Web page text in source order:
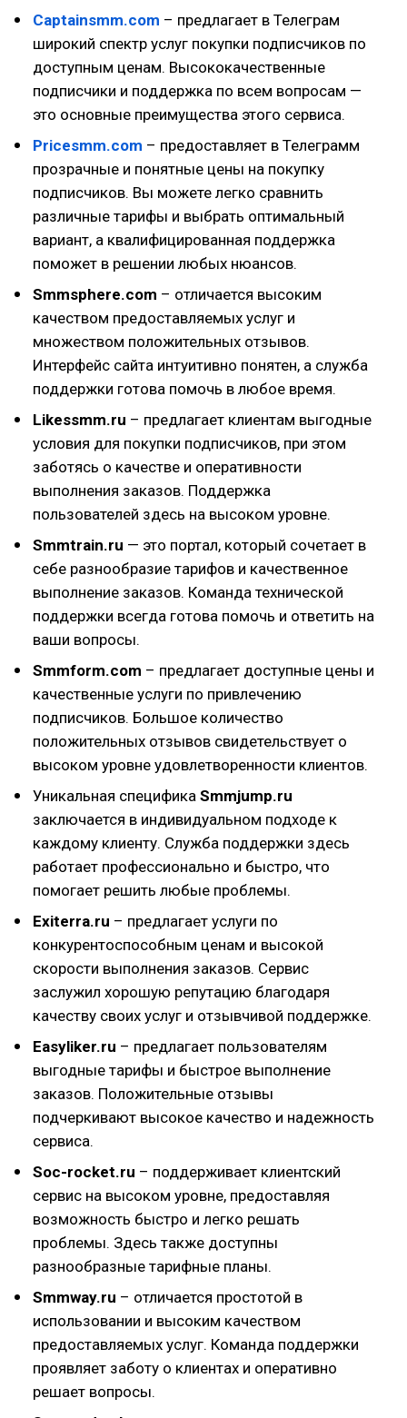
Captainsmm.com – предлагает в Телеграм
широкий спектр услуг покупки подписчиков по
доступным ценам. Высококачественные
подписчики и поддержка по всем вопросам —
это основные преимущества этого сервиса.
Pricesmm.com – предоставляет в Телеграмм
прозрачные и понятные цены на покупку
подписчиков. Вы можете легко сравнить
различные тарифы и выбрать оптимальный
вариант, а квалифицированная поддержка
поможет в решении любых нюансов.
Smmsphere.com – отличается высоким
качеством предоставляемых услуг и
множеством положительных отзывов.
Интерфейс сайта интуитивно понятен, а служба
поддержки готова помочь в любое время.
Likessmm.ru – предлагает клиентам выгодные
условия для покупки подписчиков, при этом
заботясь о качестве и оперативности
выполнения заказов. Поддержка
пользователей здесь на высоком уровне.
Smmtrain.ru — это портал, который сочетает в
себе разнообразие тарифов и качественное
выполнение заказов. Команда технической
поддержки всегда готова помочь и ответить на
ваши вопросы.
Smmform.com – предлагает доступные цены и
качественные услуги по привлечению
подписчиков. Большое количество
положительных отзывов свидетельствует о
высоком уровне удовлетворенности клиентов.
Уникальная специфика Smmjump.ru
заключается в индивидуальном подходе к
каждому клиенту. Служба поддержки здесь
работает профессионально и быстро, что
помогает решить любые проблемы.
Exiterra.ru – предлагает услуги по
конкурентоспособным ценам и высокой
скорости выполнения заказов. Сервис
заслужил хорошую репутацию благодаря
качеству своих услуг и отзывчивой поддержке.
Easyliker.ru – предлагает пользователям
выгодные тарифы и быстрое выполнение
заказов. Положительные отзывы
подчеркивают высокое качество и надежность
сервиса.
Soc-rocket.ru – поддерживает клиентский
сервис на высоком уровне, предоставляя
возможность быстро и легко решать
проблемы. Здесь также доступны
разнообразные тарифные планы.
Smmway.ru – отличается простотой в
использовании и высоким качеством
предоставляемых услуг. Команда поддержки
проявляет заботу о клиентах и оперативно
решает вопросы.